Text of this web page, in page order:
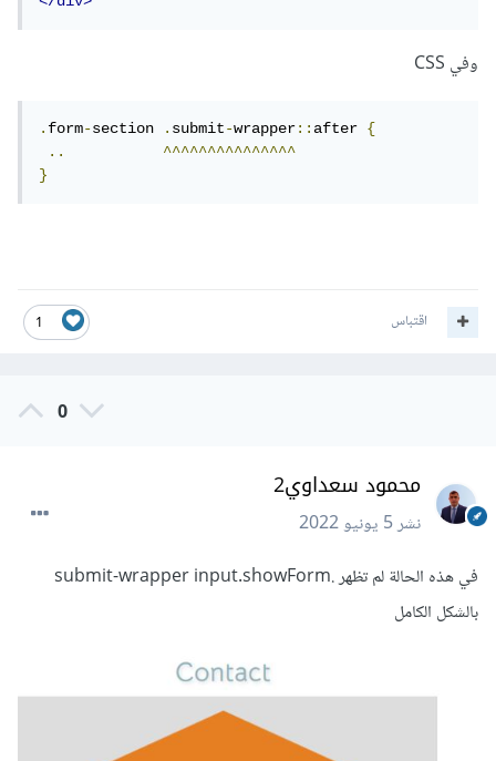
وفي CSS
.form-section .submit-wrapper::after {
..
^^^^^^^^^^^^^^^
}
1 اقتباس
0
محمود سعداوي2
نشر5 يونيو 2022
في هذه الحالة لم تظهر .submit-wrapper input.showForm
بالشكل الكامل